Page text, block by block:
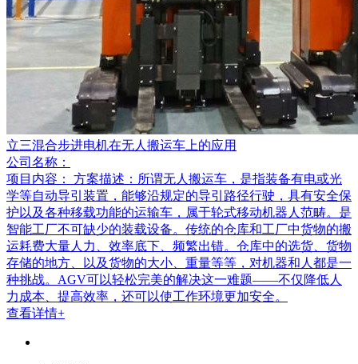
立三混合步进电机在无人搬运车上的应用
公司名称：
项目内容：
方案描述：所谓无人搬运车，是指装备有电或光
学等自动导引装置，能够沿规定的导引路径行驶，具有安全保
护以及各种移载功能的运输车，属于轮式移动机器人范畴。是
智能工厂不可缺少的装载设备。传统的仓库和工厂中货物的搬
运耗费大量人力、效率底下、频繁出错。仓库中的选货、货物
存储的地方、以及货物的大小、重量等等，对机器和人都是一
种挑战。AGV可以轻松完美的解决这一难题——不仅降低人
力成本、提高效率，还可以使工作环境更加安全。
查看详情+